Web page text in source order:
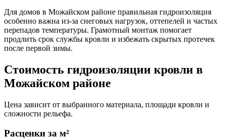
Для домов в Можайском районе правильная гидроизоляция
особенно важна из-за снеговых нагрузок, оттепелей и частых
перепадов температуры. Грамотный монтаж помогает
продлить срок службы кровли и избежать скрытых протечек
после первой зимы.
Стоимость гидроизоляции кровли в
Можайском районе
Цена зависит от выбранного материала, площади кровли и
сложности рельефа.
Расценки за м²